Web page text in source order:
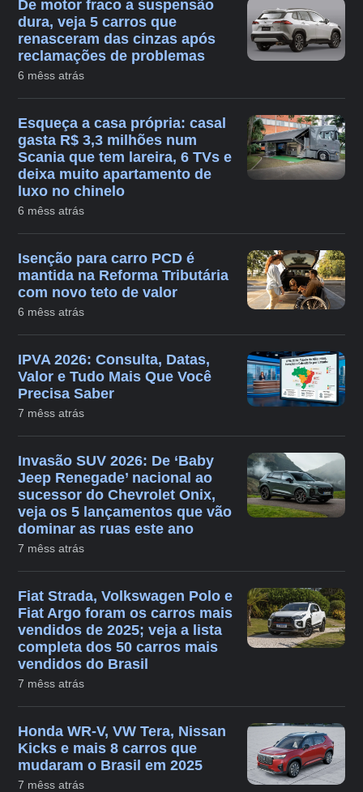
De motor fraco a suspensão
dura, veja 5 carros que
renasceram das cinzas após
reclamações de problemas
6 mêss atrás
Esqueça a casa própria: casal
gasta R$ 3,3 milhões num
Scania que tem lareira, 6 TVs e
deixa muito apartamento de
luxo no chinelo
6 mêss atrás
Isenção para carro PCD é
mantida na Reforma Tributária
com novo teto de valor
6 mêss atrás
IPVA 2026: Consulta, Datas,
Valor e Tudo Mais Que Você
Precisa Saber
7 mêss atrás
Invasão SUV 2026: De ‘Baby
Jeep Renegade’ nacional ao
sucessor do Chevrolet Onix,
veja os 5 lançamentos que vão
dominar as ruas este ano
7 mêss atrás
Fiat Strada, Volkswagen Polo e
Fiat Argo foram os carros mais
vendidos de 2025; veja a lista
completa dos 50 carros mais
vendidos do Brasil
7 mêss atrás
Honda WR-V, VW Tera, Nissan
Kicks e mais 8 carros que
mudaram o Brasil em 2025
7 mêss atrás